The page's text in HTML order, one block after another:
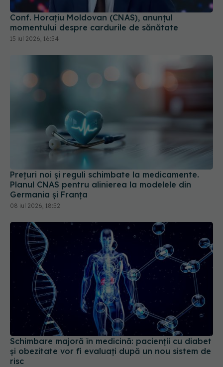
Conf. Horațiu Moldovan (CNAS), anunțul
momentului despre cardurile de sănătate
15 iul 2026, 16:54
Prețuri noi și reguli schimbate la medicamente.
Planul CNAS pentru alinierea la modelele din
Germania și Franța
08 iul 2026, 18:52
Schimbare majoră în medicină: pacienții cu diabet
și obezitate vor fi evaluați după un nou sistem de
risc